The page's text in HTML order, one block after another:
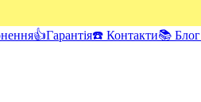
👍Гарантія☎️ Контакти📚 Блог